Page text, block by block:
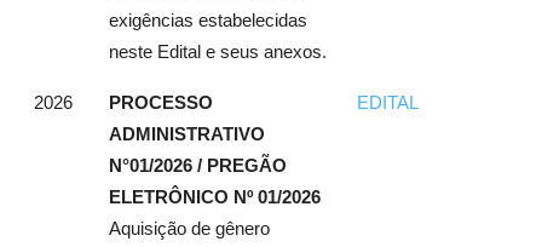
exigências estabelecidas
neste Edital e seus anexos.
2026
PROCESSO
ADMINISTRATIVO
N°01/2026 / PREGÃO
ELETRÔNICO Nº 01/2026
Aquisição de gênero
EDITAL